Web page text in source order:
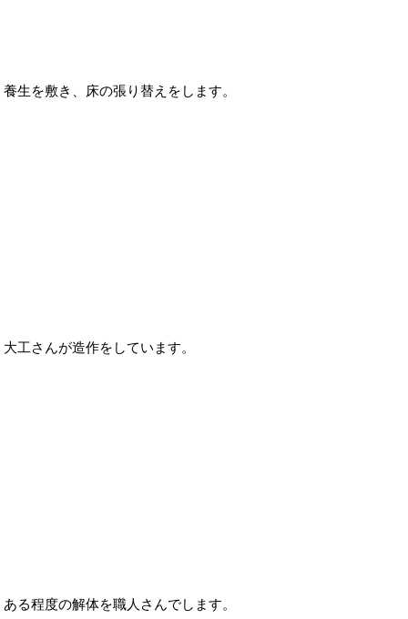
養生を敷き、床の張り替えをします。
大工さんが造作をしています。
ある程度の解体を職人さんでします。